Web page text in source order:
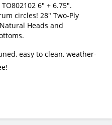
6" + 6.75".
circles! 28″ Two-Ply
Heads and
easy to clean, weather-